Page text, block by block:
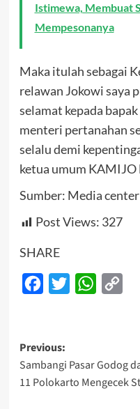
Istimewa, Membuat
Mempesonanya
Maka itulah sebagai
relawan Jokowi saya
selamat kepada
menteri pertanahan
selalu demi
ketua umum
Sumber: Media
Post Views: 327
SHARE
Facebook
Twitter
Post
navigation
Previous:
Sambangi Pasar Godog
11 Polokarto Mengecek